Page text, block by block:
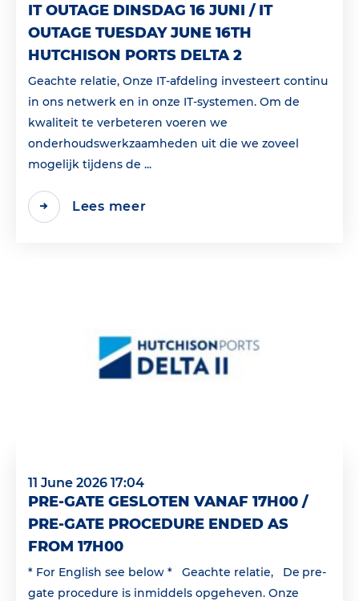
IT OUTAGE DINSDAG 16 JUNI / IT
OUTAGE TUESDAY JUNE 16TH
HUTCHISON PORTS DELTA 2
Geachte relatie, Onze IT-afdeling investeert continu
in ons netwerk en in onze IT-systemen. Om de
kwaliteit te verbeteren voeren we
onderhoudswerkzaamheden uit die we zoveel
mogelijk tijdens de ...
Lees meer
11 June 2026 17:04
PRE-GATE GESLOTEN VANAF 17H00 /
PRE-GATE PROCEDURE ENDED AS
FROM 17H00
* For English see below * Geachte relatie, De pre-
gate procedure is inmiddels opgeheven. Onze